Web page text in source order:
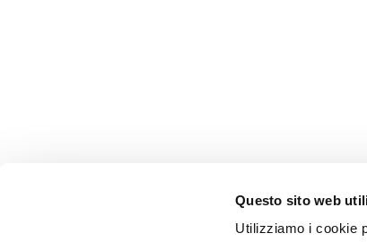
Questo sito web
Utilizziamo i cookie